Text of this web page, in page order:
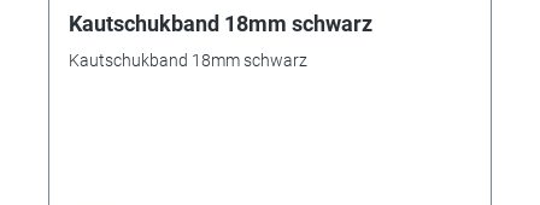
Kautschukband 18mm schwarz
Kautschukband 18mm schwarz